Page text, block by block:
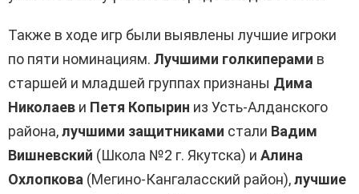
Также в ходе игр были выявлены лучшие игроки
по пяти номинациям. Лучшими голкиперами в
старшей и младшей группах признаны Дима
Николаев и Петя Копырин из Усть-Алданского
района,лучшими защитниками стали Вадим
Вишневский (Школа №2 г. Якутска) и Алина
Охлопкова (Мегино-Кангаласский район),лучшие